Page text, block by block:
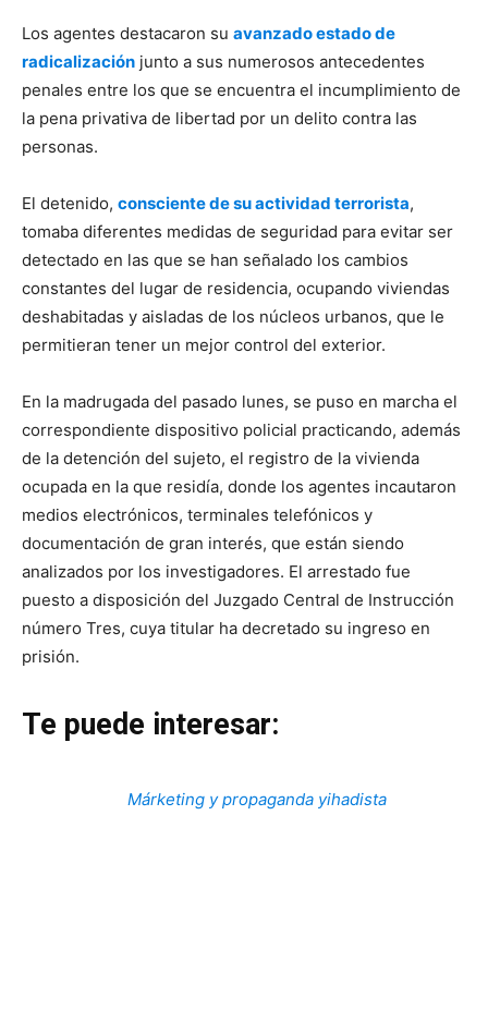
Los agentes destacaron su avanzado estado de
radicalización junto a sus numerosos antecedentes
penales entre los que se encuentra el incumplimiento de
la pena privativa de libertad por un delito contra las
personas.
El detenido, consciente de su actividad terrorista,
tomaba diferentes medidas de seguridad para evitar ser
detectado en las que se han señalado los cambios
constantes del lugar de residencia, ocupando viviendas
deshabitadas y aisladas de los núcleos urbanos, que le
permitieran tener un mejor control del exterior.
En la madrugada del pasado lunes, se puso en marcha el
correspondiente dispositivo policial practicando, además
de la detención del sujeto, el registro de la vivienda
ocupada en la que residía, donde los agentes incautaron
medios electrónicos, terminales telefónicos y
documentación de gran interés, que están siendo
analizados por los investigadores. El arrestado fue
puesto a disposición del Juzgado Central de Instrucción
número Tres, cuya titular ha decretado su ingreso en
prisión.
Te puede interesar:
Márketing y propaganda yihadista